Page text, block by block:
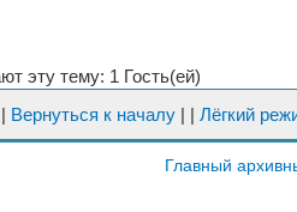
эту тему: 1 Гость(ей)
| Вернуться к началу | | Лёгкий
Главный